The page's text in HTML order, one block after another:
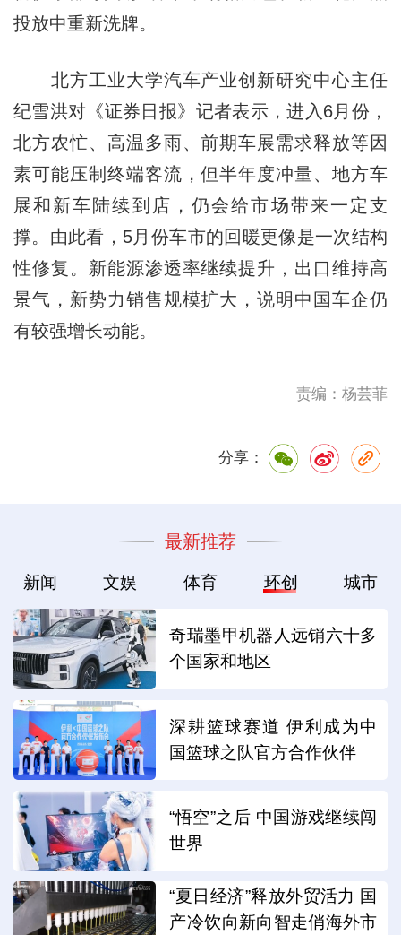
投放中重新洗牌。
北方工业大学汽车产业创新研究中心主任
纪雪洪对《证券日报》记者表示，进入6月份，
北方农忙、高温多雨、前期车展需求释放等因
素可能压制终端客流，但半年度冲量、地方车
展和新车陆续到店，仍会给市场带来一定支
撑。由此看，5月份车市的回暖更像是一次结构
性修复。新能源渗透率继续提升，出口维持高
景气，新势力销售规模扩大，说明中国车企仍
有较强增长动能。
责编：杨芸菲
分享：
最新推荐
新闻 文娱 体育 环创 城市
奇瑞墨甲机器人远销六十多
个国家和地区
深耕篮球赛道 伊利成为中
国篮球之队官方合作伙伴
“悟空”之后 中国游戏继续闯
世界
“夏日经济”释放外贸活力 国
产冷饮向新向智走俏海外市